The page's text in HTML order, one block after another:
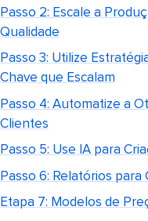
Passo 2: Escale a
Qualidade
Passo 3: Utilize
Chave que Escalam
Passo 4: Automatize a
Clientes
Passo 5: Use IA para
Passo 6: Relatórios
Etapa 7: Modelos de